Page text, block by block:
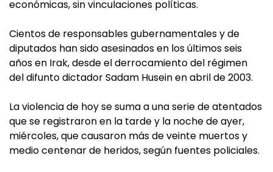
económicas, sin vinculaciones políticas.
Cientos de responsables gubernamentales y de
diputados han sido asesinados en los últimos seis
años en Irak, desde el derrocamiento del régimen
del difunto dictador Sadam Husein en abril de 2003.
La violencia de hoy se suma a una serie de atentados
que se registraron en la tarde y la noche de ayer,
miércoles, que causaron más de veinte muertos y
medio centenar de heridos, según fuentes policiales.